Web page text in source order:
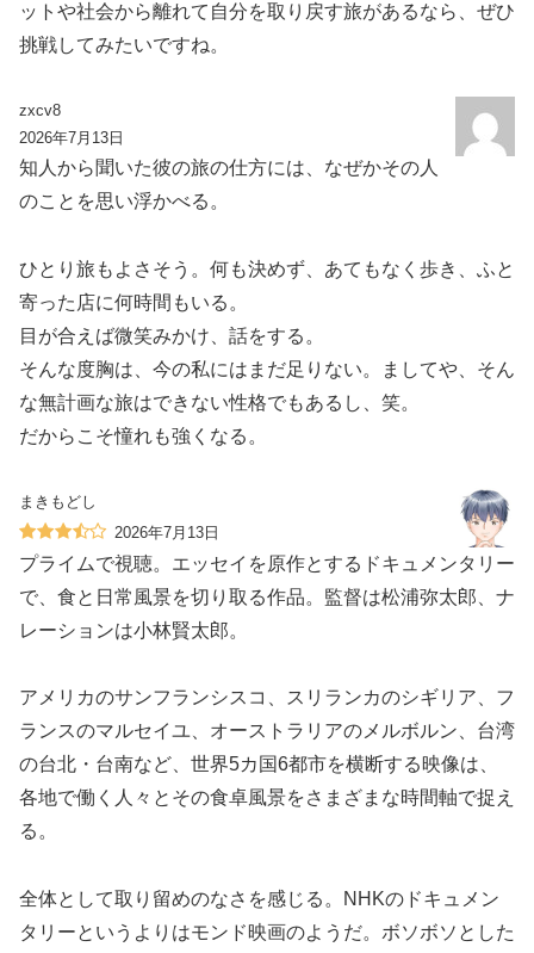
ットや社会から離れて自分を取り戻す旅があるなら、ぜひ
挑戦してみたいですね。
zxcv8
2026年7月13日
知人から聞いた彼の旅の仕方には、なぜかその人
のことを思い浮かべる。
ひとり旅もよさそう。何も決めず、あてもなく歩き、ふと
寄った店に何時間もいる。
目が合えば微笑みかけ、話をする。
そんな度胸は、今の私にはまだ足りない。ましてや、そん
な無計画な旅はできない性格でもあるし、笑。
だからこそ憧れも強くなる。
まきもどし
2026年7月13日
プライムで視聴。エッセイを原作とするドキュメンタリー
で、食と日常風景を切り取る作品。監督は松浦弥太郎、ナ
レーションは小林賢太郎。
アメリカのサンフランシスコ、スリランカのシギリア、フ
ランスのマルセイユ、オーストラリアのメルボルン、台湾
の台北・台南など、世界5カ国6都市を横断する映像は、
各地で働く人々とその食卓風景をさまざまな時間軸で捉え
る。
全体として取り留めのなさを感じる。NHKのドキュメン
タリーというよりはモンド映画のようだ。ボソボソとした